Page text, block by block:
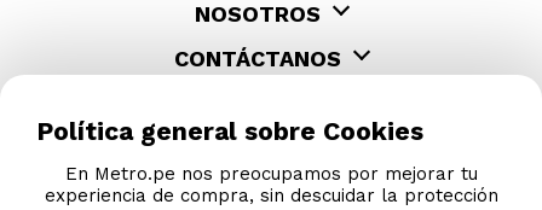
NOSOTROS
CONTÁCTANOS
Política general sobre Cookies
En Metro.pe nos preocupamos por mejorar tu
experiencia de compra, sin descuidar la protección